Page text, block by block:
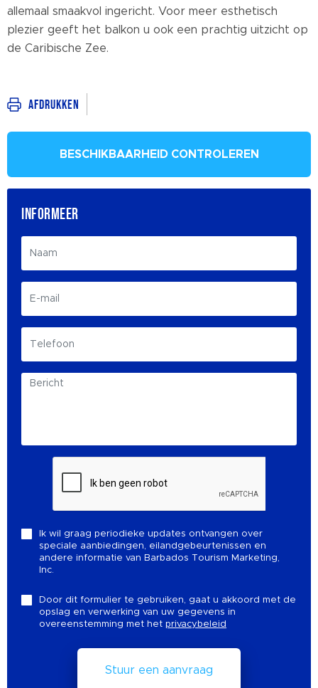
allemaal smaakvol ingericht. Voor meer esthetisch
plezier geeft het balkon u ook een prachtig uitzicht op
de Caribische Zee.
Afdrukken
BESCHIKBAARHEID CONTROLEREN
INFORMEER
Ik wil graag periodieke updates ontvangen over
speciale aanbiedingen, eilandgebeurtenissen en
andere informatie van Barbados Tourism Marketing,
Inc.
Door dit formulier te gebruiken, gaat u akkoord met de
opslag en verwerking van uw gegevens in
overeenstemming met het privacybeleid